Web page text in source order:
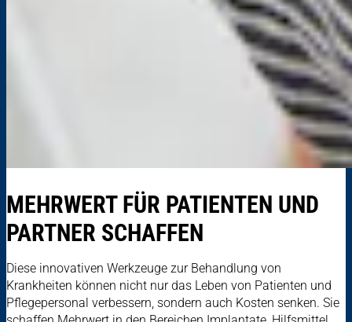
MEHRWERT FÜR PATIENTEN UND
PARTNER SCHAFFEN
Diese innovativen Werkzeuge zur Behandlung von
Krankheiten können nicht nur das Leben von Patienten und
Pflegepersonal verbessern, sondern auch Kosten senken. Sie